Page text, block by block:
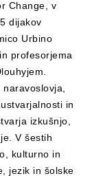
Change, v
dijakov
Urbino
profesorjema
in
izkušnjo,
V šestih
kulturno in
jezik in šolske